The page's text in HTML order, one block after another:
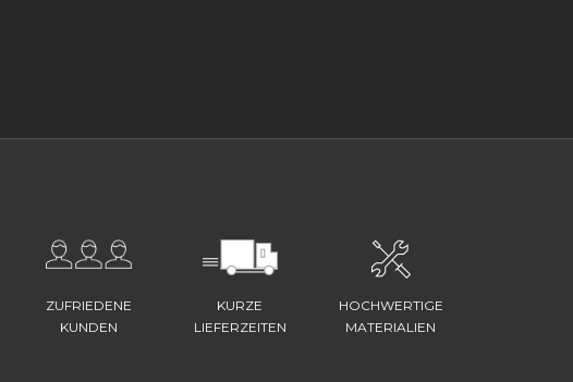
ZUFRIEDENE
KUNDEN
KURZE
LIEFERZEITEN
HOCHWERTIGE
MATERIALIEN